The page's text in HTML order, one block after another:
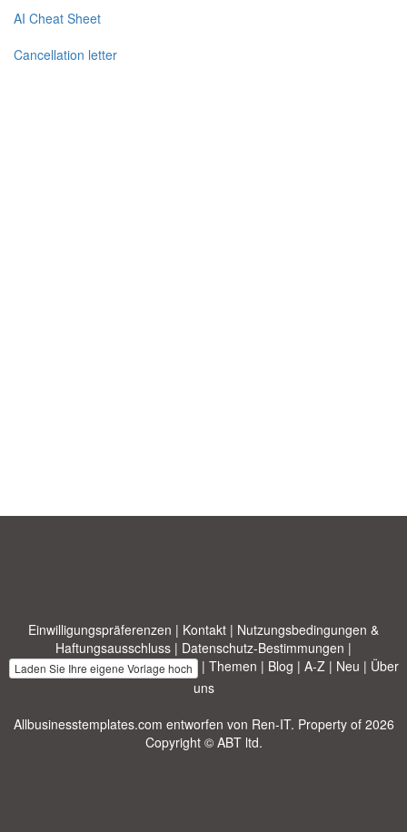
AI Cheat Sheet
Cancellation letter
Einwilligungspräferenzen | Kontakt | Nutzungsbedingungen &
Haftungsausschluss | Datenschutz-Bestimmungen |
Laden Sie Ihre eigene Vorlage hoch | Themen | Blog | A-Z| Neu | Über
uns
Allbusinesstemplates.com entworfen von Ren-IT. Property of 2026
Copyright © ABT ltd.